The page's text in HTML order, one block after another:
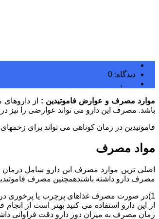
دیدگاه: 0
,
موارد مصرف و عوارض فاموتیدین : از
باشد. مصرف این دارو می تواند عوارضی را نیز
فاموتیدین در زمان کوتاهی می تواند برای
مواد مصرف
اصلی ترین موارد مصرف این دارو شامل
مصرف دارو داشته باشندهمچنین مصرف
زمان مصرف به میزان دوز دارو دقت فراوانی